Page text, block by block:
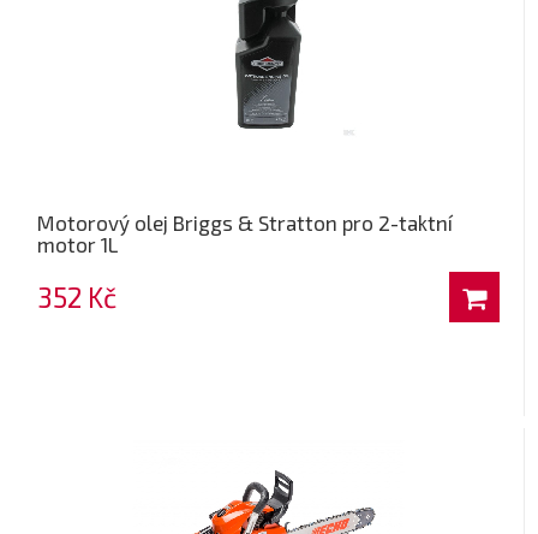
Motorový olej Briggs & Stratton pro 2-taktní
motor 1L
352 Kč